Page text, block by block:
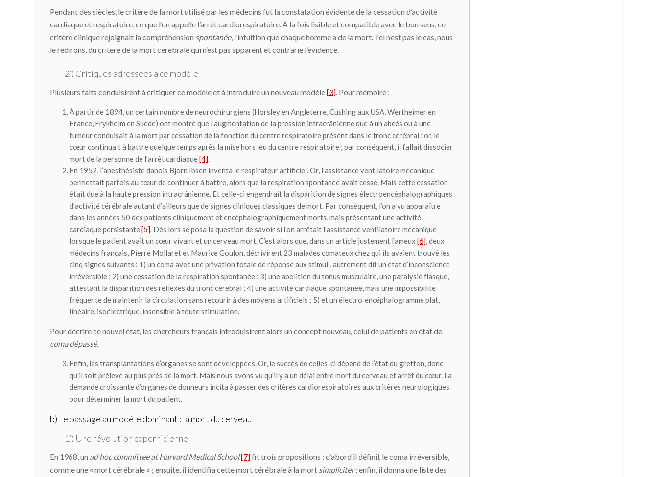
Pendant des siècles, le critère de la mort utilisé par les médecins fut la constatation évidente de la cessation d’activité
cardiaque et respiratoire, ce que l’on appelle l’arrêt cardiorespiratoire. À la fois lisible et compatible avec le bon sens, ce
critère clinique rejoignait la compréhension spontanée, l’intuition que chaque homme a de la mort. Tel n’est pas le cas, nous
le redirons, du critère de la mort cérébrale qui n’est pas apparent et contrarie l’évidence.
2’) Critiques adressées à ce modèle
Plusieurs faits conduisirent à critiquer ce modèle et à introduire un nouveau modèle[3]. Pour mémoire :
À partir de 1894, un certain nombre de neurochirurgiens (Horsley en Angleterre, Cushing aux USA, Wertheimer en
France, Frykholm en Suède) ont montré que l’augmentation de la pression intracrânienne due à un abcès ou à une
tumeur conduisait à la mort par cessation de la fonction du centre respiratoire présent dans le tronc cérébral ; or, le
cœur continuait à battre quelque temps après la mise hors jeu du centre respiratoire ; par conséquent, il fallait dissocier
mort de la personne de l’arrêt cardiaque[4].
En 1952, l’anesthésiste danois Bjorn Ibsen inventa le respirateur artificiel. Or, l’assistance ventilatoire mécanique
permettait parfois au cœur de continuer à battre, alors que la respiration spontanée avait cessé. Mais cette cessation
était due à la haute pression intracrânienne. Et celle-ci engendrait la disparition de signes électroencéphalographiques
d’activité cérébrale autant d’ailleurs que de signes cliniques classiques de mort. Par conséquent, l’on a vu apparaître
dans les années 50 des patients cliniquement et encéphalographiquement morts, mais présentant une activité
cardiaque persistante[5]. Dès lors se posa la question de savoir si l’on arrêtait l’assistance ventilatoire mécanique
lorsque le patient avait un cœur vivant et un cerveau mort. C’est alors que, dans un article justement fameux [6], deux
médecins français, Pierre Mollaret et Maurice Goulon, décrivirent 23 malades comateux chez qui ils avaient trouvé les
cinq signes suivants : 1) un coma avec une privation totale de réponse aux stimuli, autrement dit un état d’inconscience
irréversible ; 2) une cessation de la respiration spontanée ; 3) une abolition du tonus musculaire, une paralysie flasque,
attestant la disparition des réflexes du tronc cérébral ; 4) une activité cardiaque spontanée, mais une impossibilité
fréquente de maintenir la circulation sans recourir à des moyens artificiels ; 5) et un électro‑encéphalogramme plat,
linéaire, isoélectrique, insensible à toute stimulation.
Pour décrire ce nouvel état, les chercheurs français introduisirent alors un concept nouveau, celui de patients en état de
coma dépassé.
Enfin, les transplantations d’organes se sont développées. Or, le succès de celles-ci dépend de l’état du greffon, donc
qu’il soit prélevé au plus près de la mort. Mais nous avons vu qu’il y a un délai entre mort du cerveau et arrêt du cœur. La
demande croissante d’organes de donneurs incita à passer des critères cardiorespiratoires aux critères neurologiques
pour déterminer la mort du patient.
b) Le passage au modèle dominant : la mort du cerveau
1’) Une révolution copernicienne
En 1968, un ad hoc committee at Harvard Medical School[7]fit trois propositions : d’abord il définit le coma irréversible,
comme une « mort cérébrale » ; ensuite, il identifia cette mort cérébrale à la mort simpliciter; enfin, il donna une liste des